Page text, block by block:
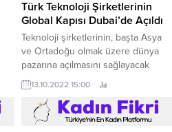
Türk Teknoloji Şirketlerinin
Global Kapısı Dubai’de Açıldı
Teknoloji şirketlerinin, başta Asya
ve Ortadoğu olmak üzere dünya
pazarına açılmasını sağlayacak
Dubai Teknoloji Pazarlama Ofisi
hizmete girdi.
13.10.2022 15:00